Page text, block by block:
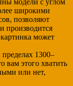
широкими
позволяют
производится
может
пределах 1300–
вам этого хватить
или нет,